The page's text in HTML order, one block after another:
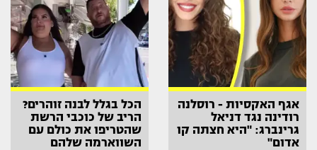
אגף האקסיות - רוסלנה
רודינה נגד דניאל
גרינברג: "היא חצתה קו
אדום"
הכל בגלל לבנה זוהרים?
הריב של כוכבי הרשת
שהטריפו את כולם עם
השווארמה שלהם